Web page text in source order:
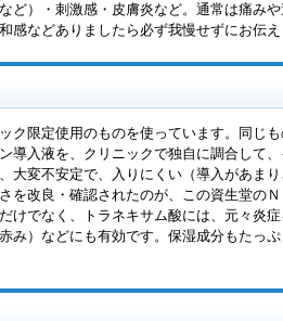
ど）・刺激感・皮膚炎など。通常は痛み
などありましたら必ず我慢せずにお伝え
ク限定使用のものを使っています。同じ
導入液を、クリニックで独自に調合して
大変不安定で、入りにくい（導入があま
を改良・確認されたのが、この資生堂の
けでなく、トラネキサム酸には、元々炎
み）などにも有効です。保湿成分もたっ